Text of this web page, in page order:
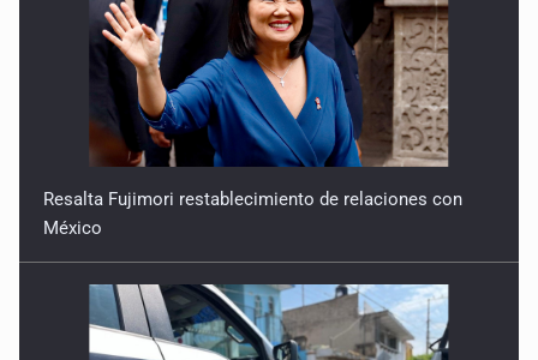
Resalta Fujimori restablecimiento de relaciones con
México